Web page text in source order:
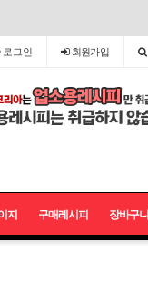
로그인 회원가입
지 구매레시피 장바구니